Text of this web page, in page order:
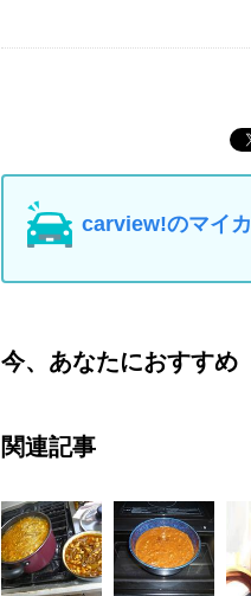
carview!のマイ
今、あなたにおすすめ
関連記事